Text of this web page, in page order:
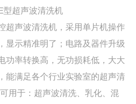
型超声波清洗机
超声波清洗机，采用单片机操作
显示精准明了；电路及器件升级
功率转换高，无功损耗低，大大
能满足各个行业实验室的超声清
用于：超声波清洗、乳化、混